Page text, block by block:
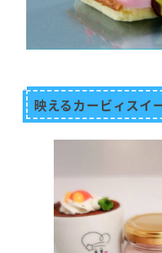
映えるカービィスイ